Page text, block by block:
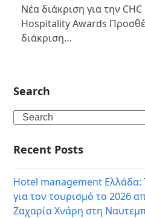
Νέα διάκριση για την
Hospitality Awards
διάκριση…
Search
Search
Recent Posts
Hotel management Ελλάδα:
για τον τουρισμό το 2026
Ζαχαρία Χνάρη στη